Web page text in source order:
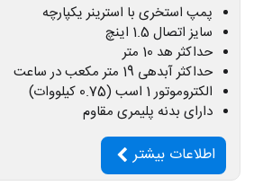
پمپ استخری با استرینر یکپارچه
سایز اتصال 1.5 اینچ
حداکثر هد 10 متر
حداکثر آبدهی 19 متر مکعب در ساعت
الکتروموتور 1 اسب (0.75 کیلووات)
دارای بدنه پلیمری مقاوم
اطلاعات بیشتر